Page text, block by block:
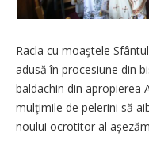
Racla cu moaştele
adusă în procesiune din
baldachin din apropierea
mulţimile de pelerini să
noului ocrotitor al